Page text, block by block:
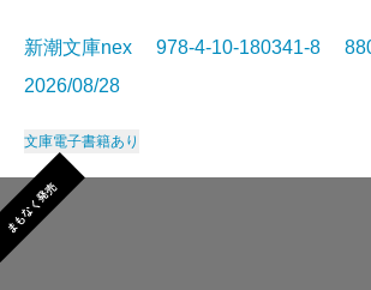
新潮文庫nex 978-4-10-180341-8
2026/08/28
文庫電子書籍あり
まもなく発売